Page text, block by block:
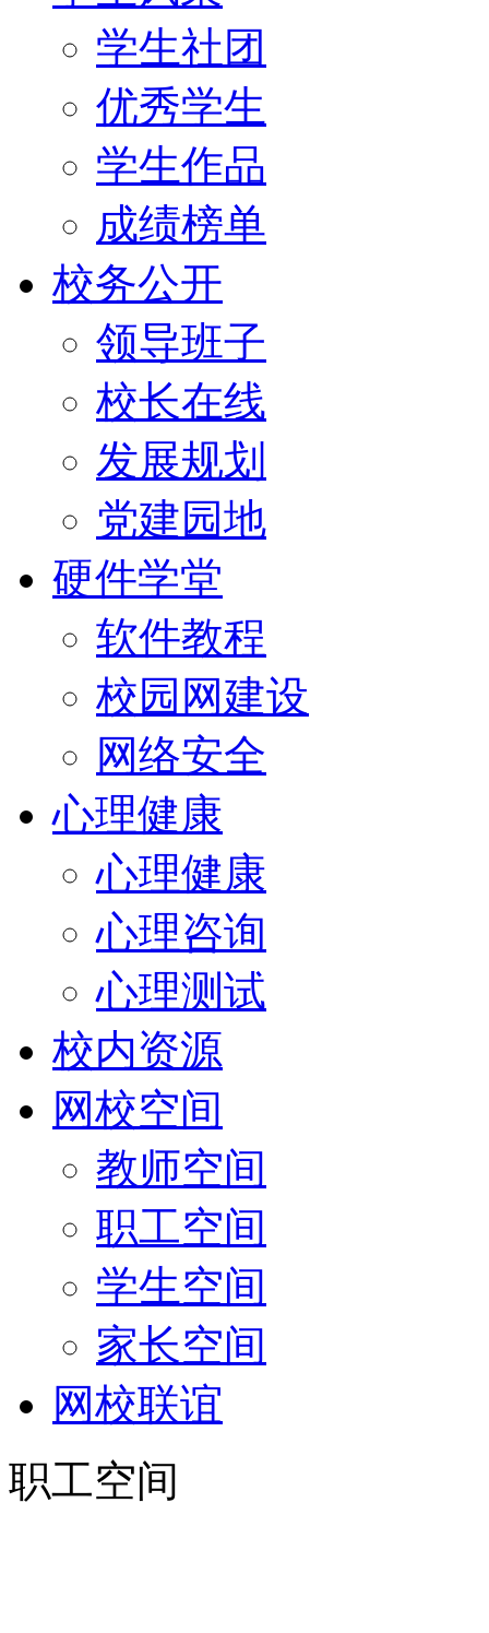
学生社团
优秀学生
学生作品
成绩榜单
校务公开
领导班子
校长在线
发展规划
党建园地
硬件学堂
软件教程
校园网建设
网络安全
心理健康
心理健康
心理咨询
心理测试
校内资源
网校空间
教师空间
职工空间
学生空间
家长空间
网校联谊
职工空间